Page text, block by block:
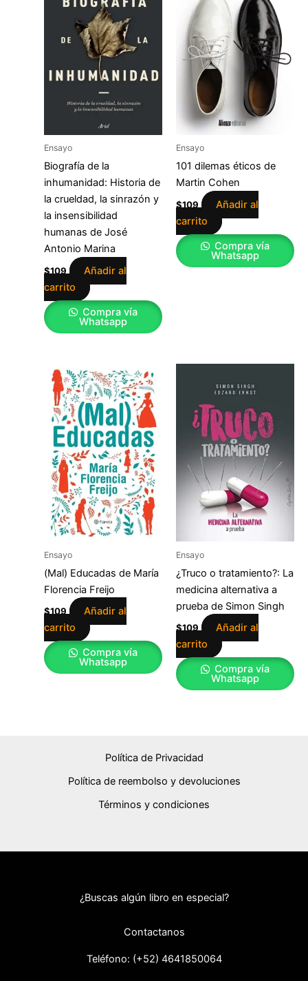
Ensayo
Biografía de la
inhumanidad: Historia de
la crueldad, la sinrazón y
la insensibilidad
humanas de José
Antonio Marina
$109
Añadir al
carrito
Compra vía
Whatsapp
Ensayo
101 dilemas éticos de
Martin Cohen
$109
Añadir al
carrito
Compra vía
Whatsapp
Ensayo
(Mal) Educadas de María
Florencia Freijo
$109
Añadir al
carrito
Compra vía
Whatsapp
Ensayo
¿Truco o tratamiento?: La
medicina alternativa a
prueba de Simon Singh
$109
Añadir al
carrito
Compra vía
Whatsapp
Política de Privacidad
Política de reembolso y devoluciones
Términos y condiciones
¿Buscas algún libro en especial?
Contactanos
Teléfono: (+52) 4641850064